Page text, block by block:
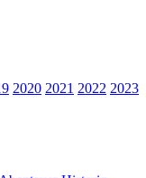
2020 2021 2022 2023